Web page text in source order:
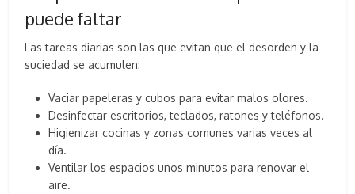
puede faltar
Las tareas diarias son las que evitan que el desorden y la
suciedad se acumulen:
Vaciar papeleras y cubos para evitar malos olores.
Desinfectar escritorios, teclados, ratones y teléfonos.
Higienizar cocinas y zonas comunes varias veces al
día.
Ventilar los espacios unos minutos para renovar el
aire.